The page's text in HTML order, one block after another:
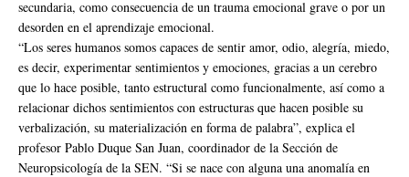
secundaria, como consecuencia de un trauma emocional grave o por un
desorden en el aprendizaje emocional.
“Los seres humanos somos capaces de sentir amor, odio, alegría, miedo,
es decir, experimentar sentimientos y emociones, gracias a un cerebro
que lo hace posible, tanto estructural como funcionalmente, así como a
relacionar dichos sentimientos con estructuras que hacen posible su
verbalización, su materialización en forma de palabra”, explica el
profesor Pablo Duque San Juan, coordinador de la Sección de
Neuropsicología de la SEN. “Si se nace con alguna una anomalía en